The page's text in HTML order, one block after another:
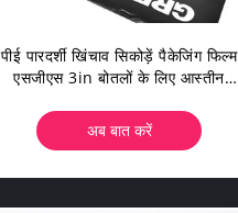
पीई पारदर्शी खिंचाव सिकोड़ें पैकेजिंग फिल्म
एसजीएस 3in बोतलों के लिए आस्तीन
अब बात करें